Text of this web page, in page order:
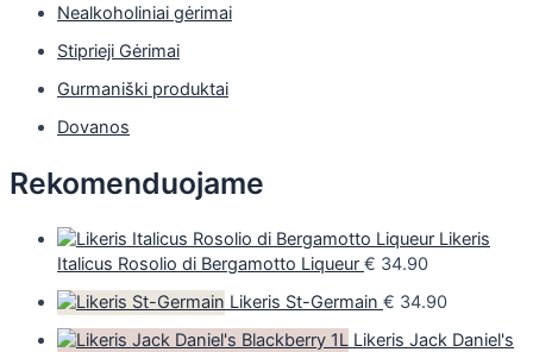
Nealkoholiniai gėrimai
Stiprieji Gėrimai
Gurmaniški produktai
Dovanos
Rekomenduojame
Likeris
Italicus Rosolio di Bergamotto Liqueur € 34.90
Likeris St-Germain € 34.90
Likeris Jack Daniel's